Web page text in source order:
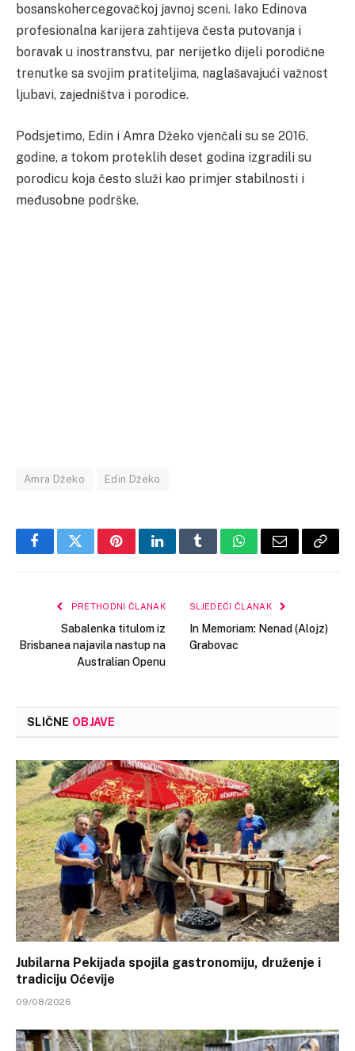
bosanskohercegovačkoj javnoj sceni. Iako Edinova
profesionalna karijera zahtijeva česta putovanja i
boravak u inostranstvu, par nerijetko dijeli porodične
trenutke sa svojim pratiteljima, naglašavajući važnost
ljubavi, zajedništva i porodice.
Podsjetimo, Edin i Amra Džeko vjenčali su se 2016.
godine, a tokom proteklih deset godina izgradili su
porodicu koja često služi kao primjer stabilnosti i
međusobne podrške.
Amra Džeko Edin Džeko
FacebookTwitterPinterestLinkedInTumblrWhatsApp
Email Copy
PRETHODNI ČLANAK
Sabalenka titulom iz
Brisbanea najavila nastup na
Australian Openu
SLJEDEĆI ČLANAK
In Memoriam: Nenad (Alojz)
Grabovac
SLIČNE OBJAVE
Jubilarna Pekijada spojila gastronomiju, druženje i
tradiciju Oćevije
09/08/2026